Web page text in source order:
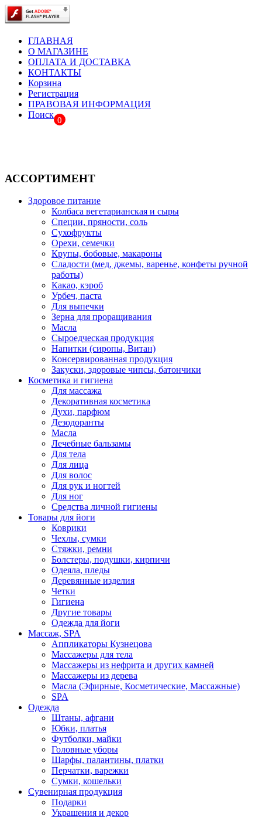
ГЛАВНАЯ
О МАГАЗИНЕ
ОПЛАТА И ДОСТАВКА
КОНТАКТЫ
Корзина
Регистрация
ПРАВОВАЯ ИНФОРМАЦИЯ
Поиск
0
АССОРТИМЕНТ
Здоровое питание
Колбаса вегетарианская и сыры
Специи, пряности, соль
Сухофрукты
Орехи, семечки
Крупы, бобовые, макароны
Сладости (мед, джемы, варенье, конфеты ручной
работы)
Какао, кэроб
Урбеч, паста
Для выпечки
Зерна для проращивания
Масла
Сыроедческая продукция
Напитки (сиропы, Витан)
Консервированная продукция
Закуски, здоровые чипсы, батончики
Косметика и гигиена
Для массажа
Декоративная косметика
Духи, парфюм
Дезодоранты
Масла
Лечебные бальзамы
Для тела
Для лица
Для волос
Для рук и ногтей
Для ног
Средства личной гигиены
Товары для йоги
Коврики
Чехлы, сумки
Стяжки, ремни
Болстеры, подушки, кирпичи
Одеяла, пледы
Деревянные изделия
Четки
Гигиена
Другие товары
Одежда для йоги
Массаж, SPA
Аппликаторы Кузнецова
Массажеры для тела
Массажеры из нефрита и других камней
Массажеры из дерева
Масла (Эфирные, Косметические, Массажные)
SPA
Одежда
Штаны, афгани
Юбки, платья
Футболки, майки
Головные уборы
Шарфы, палантины, платки
Перчатки, варежки
Сумки, кошельки
Сувенирная продукция
Подарки
Украшения и декор